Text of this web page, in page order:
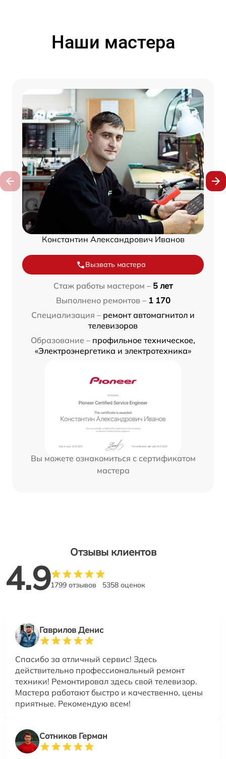
Наши мастера
Константин Александрович Иванов
Вызвать мастера
Стаж работы мастером – 5 лет
Выполнено ремонтов – 1 170
Специализация – ремонт автомагнитол и
телевизоров
Образование – профильное техническое,
«Электроэнергетика и электротехника»
Вы можете ознакомиться с сертификатом
мастера
Отзывы клиентов
4.91799 отзывов 5358 оценок
Гаврилов Денис
Спасибо за отличный сервис! Здесь
действительно профессиональный ремонт
техники! Ремонтировал здесь свой телевизор.
Мастера работают быстро и качественно, цены
приятные. Рекомендую всем!
Сотников Герман